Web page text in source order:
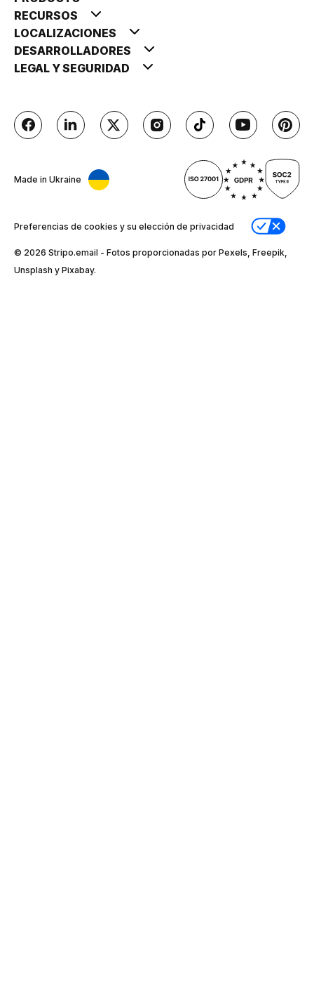
RECURSOS
LOCALIZACIONES
DESARROLLADORES
LEGAL Y SEGURIDAD
Made in Ukraine
Preferencias de cookies y su elección de privacidad
© 2026 Stripо.email - Fotos proporcionadas por Pexels, Freepik,
Unsplash y Pixabay.